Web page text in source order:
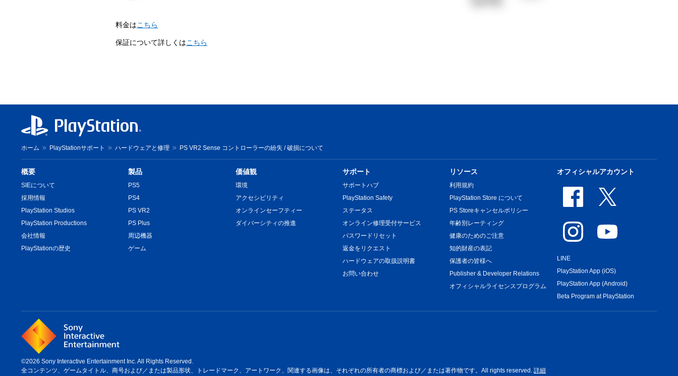
料金はこちら
保証について詳しくはこちら
ホーム PlayStationサポート ハードウェアと修理 PS VR2 Sense コントローラーの紛失 / 破損について
概要
SIEについて
採用情報
PlayStation Studios
PlayStation Productions
会社情報
PlayStationの歴史
製品
PS5
PS4
PS VR2
PS Plus
周辺機器
ゲーム
価値観
環境
アクセシビリティ
オンラインセーフティー
ダイバーシティの推進
サポート
サポートハブ
PlayStation Safety
ステータス
オンライン修理受付サービス
パスワードリセット
返金をリクエスト
ハードウェアの取扱説明書
お問い合わせ
リソース
利用規約
PlayStation Store について
PS Storeキャンセルポリシー
年齢別レーティング
健康のためのご注意
知的財産の表記
保護者の皆様へ
Publisher & Developer Relations
オフィシャルライセンスプログラム
オフィシャルアカウント
LINE
PlayStation App (iOS)
PlayStation App (Android)
Beta Program at PlayStation
©2026 Sony Interactive Entertainment Inc. All Rights Reserved.
全コンテンツ、ゲームタイトル、商号および／または製品形状、トレードマーク、アートワーク、関連する画像は、それぞれの所有者の商標および／または著作物です。All rights reserved. 詳細